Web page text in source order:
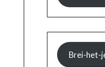
Brei-het-